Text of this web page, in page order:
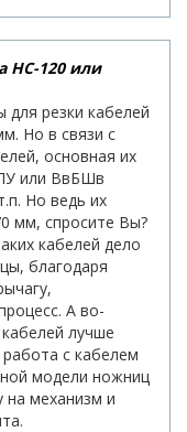
НС-120 или
резки кабелей
Но в связи с
основная их
или ВвБШв
Но ведь их
мм, спросите Вы?
кабелей дело
благодаря
А во-
лучше
с кабелем
модели ножниц
на механизм и